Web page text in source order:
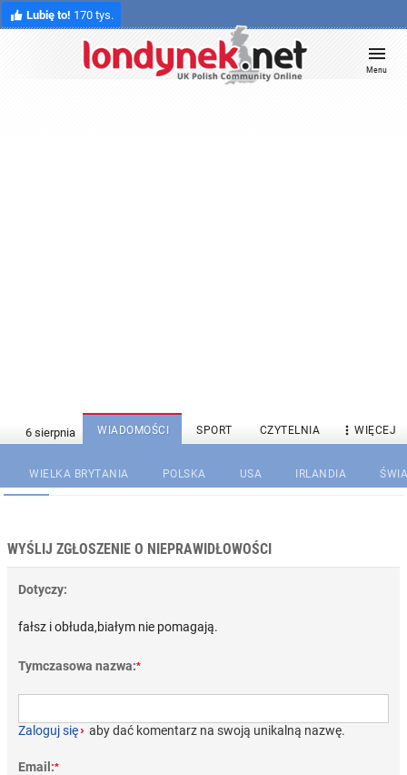
Lubię to! 170 tys.
Menu
WIADOMOŚCI SPORT CZYTELNIA  WIĘCEJ
WIELKA BRYTANIA POLSKA USA IRLANDIA
WYŚLIJ ZGŁOSZENIE O NIEPRAWIDŁOWOŚCI
Dotyczy:
fałsz i obłuda,białym nie pomagają.
Tymczasowa nazwa:*
Zaloguj się› aby dać komentarz na swoją unikalną nazwę.
Email:*